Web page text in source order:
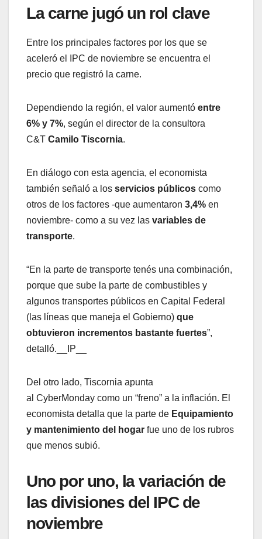
La carne jugó un rol clave
Entre los principales factores por los que se
aceleró el IPC de noviembre se encuentra el
precio que registró la carne.
Dependiendo la región, el valor aumentó entre
6% y 7%, según el director de la consultora
C&T Camilo Tiscornia.
En diálogo con esta agencia, el economista
también señaló a los servicios públicos como
otros de los factores -que aumentaron 3,4% en
noviembre- como a su vez las variables de
transporte.
“En la parte de transporte tenés una combinación,
porque que sube la parte de combustibles y
algunos transportes públicos en Capital Federal
(las líneas que maneja el Gobierno) que
obtuvieron incrementos bastante fuertes”,
detalló.__IP__
Del otro lado, Tiscornia apunta
al CyberMonday como un “freno” a la inflación. El
economista detalla que la parte de Equipamiento
y mantenimiento del hogar fue uno de los rubros
que menos subió.
Uno por uno, la variación de
las divisiones del IPC de
noviembre